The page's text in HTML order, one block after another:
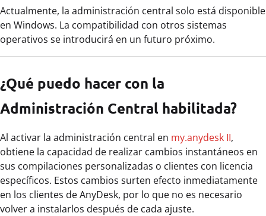
Actualmente, la administración central solo está disponible
en Windows. La compatibilidad con otros sistemas
operativos se introducirá en un futuro próximo.
¿Qué puedo hacer con la
Administración Central habilitada?
Al activar la administración central en my.anydesk II,
obtiene la capacidad de realizar cambios instantáneos en
sus compilaciones personalizadas o clientes con licencia
específicos. Estos cambios surten efecto inmediatamente
en los clientes de AnyDesk, por lo que no es necesario
volver a instalarlos después de cada ajuste.